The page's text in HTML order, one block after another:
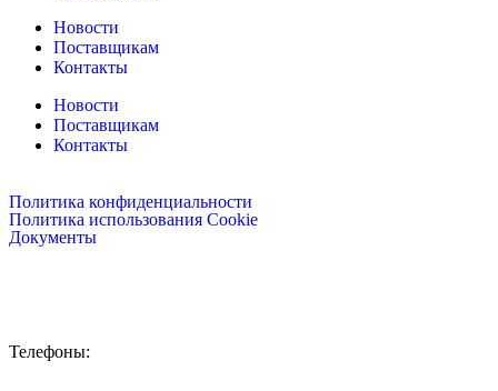
Новости
Поставщикам
Контакты
Новости
Поставщикам
Контакты
Политика конфиденциальности
Политика использования Cookie
Документы
Телефоны: